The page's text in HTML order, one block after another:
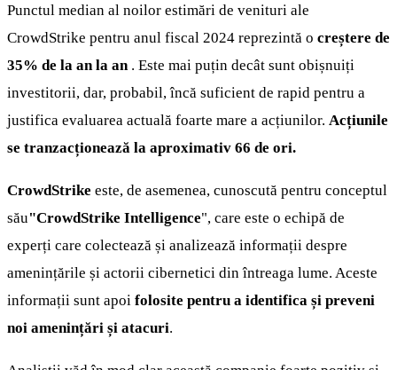
Punctul median al noilor estimări de venituri ale
CrowdStrike pentru anul fiscal 2024 reprezintă o creștere de
35% de la an la an . Este mai puțin decât sunt obișnuiți
investitorii, dar, probabil, încă suficient de rapid pentru a
justifica evaluarea actuală foarte mare a acțiunilor. Acțiunile
se tranzacționează la aproximativ 66 de ori.
CrowdStrike este, de asemenea, cunoscută pentru conceptul
său"CrowdStrike Intelligence", care este o echipă de
experți care colectează și analizează informații despre
amenințările și actorii cibernetici din întreaga lume. Aceste
informații sunt apoi folosite pentru a identifica și preveni
noi amenințări și atacuri.